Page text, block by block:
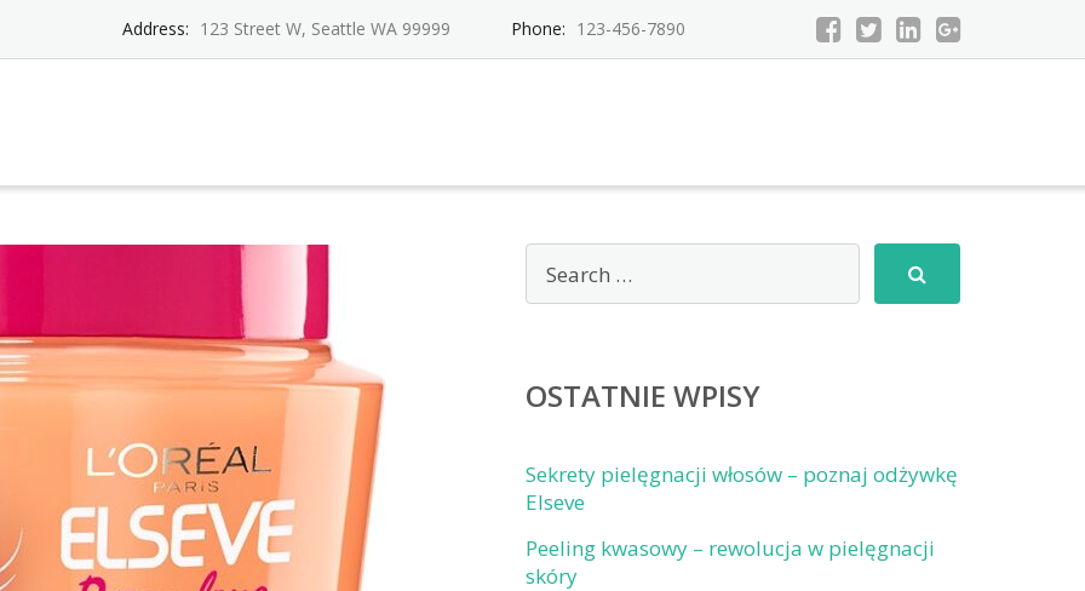
Address: 123 Street W, Seattle WA 99999 Phone: 123-456-7890
OSTATNIE WPISY
Sekrety pielęgnacji włosów – poznaj odżywkę
Elseve
Peeling kwasowy – rewolucja w pielęgnacji
skóry